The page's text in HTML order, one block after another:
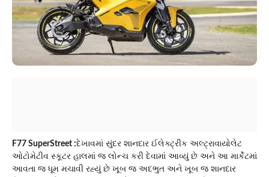
F77 SuperStreet :દેખાવમાં સુંદર શાનદાર ઈલેક્ટ્રીક અલ્ટ્રાવાયોલેટ
ઓટોમેટીવ સ્કૂટર હાલમાં જ લોન્ચ કરી દેવામાં આવ્યું છે અને આ માર્કેટમાં
આવતા જ ધૂમ મચાવી રહ્યું છે ખૂબ જ અદભુત અને ખૂબ જ શાનદાર